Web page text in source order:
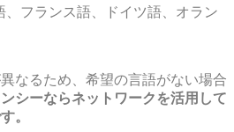
、フランス語、ドイツ語、オラン
なるため、希望の言語がない場合
シーならネットワークを活用して
。